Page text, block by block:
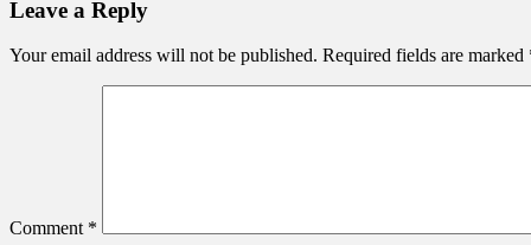
Leave a Reply
Your email address will not be published. Required fields are marked
Comment *